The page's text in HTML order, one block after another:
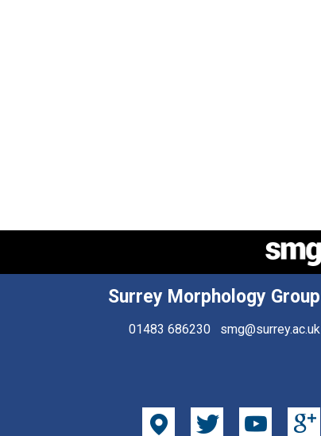
Surrey Morphology Group
01483 686230 smg@surrey.ac.uk